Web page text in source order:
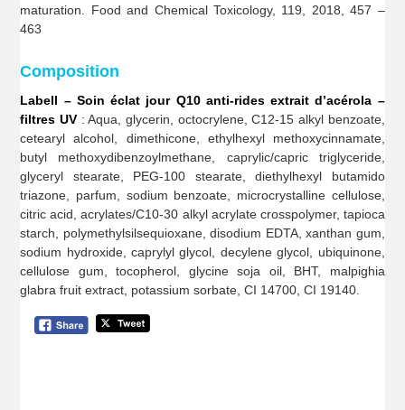
maturation. Food and Chemical Toxicology, 119, 2018, 457 –
463
Composition
Labell – Soin éclat jour Q10 anti-rides extrait d’acérola –
filtres UV : Aqua, glycerin, octocrylene, C12-15 alkyl benzoate,
cetearyl alcohol, dimethicone, ethylhexyl methoxycinnamate,
butyl methoxydibenzoylmethane, caprylic/capric triglyceride,
glyceryl stearate, PEG-100 stearate, diethylhexyl butamido
triazone, parfum, sodium benzoate, microcrystalline cellulose,
citric acid, acrylates/C10-30 alkyl acrylate crosspolymer, tapioca
starch, polymethylsilsequioxane, disodium EDTA, xanthan gum,
sodium hydroxide, caprylyl glycol, decylene glycol, ubiquinone,
cellulose gum, tocopherol, glycine soja oil, BHT, malpighia
glabra fruit extract, potassium sorbate, CI 14700, CI 19140.